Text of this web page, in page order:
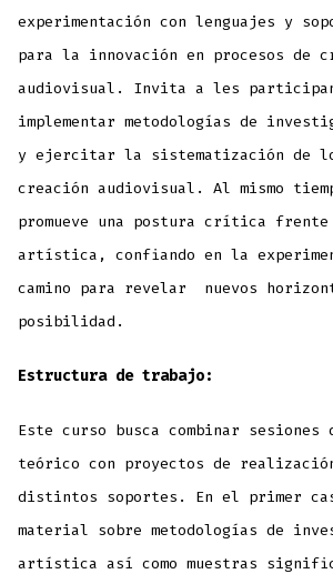
experimentación con lenguajes y
para la innovación en procesos de
audiovisual. Invita a les
implementar metodologías de
y ejercitar la sistematización de
creación audiovisual. Al mismo
promueve una postura crítica
artística, confiando en la
camino para revelar nuevos
posibilidad.
Estructura de trabajo:
Este curso busca combinar sesiones
teórico con proyectos de
distintos soportes. En el primer
material sobre metodologías de
artística así como muestras